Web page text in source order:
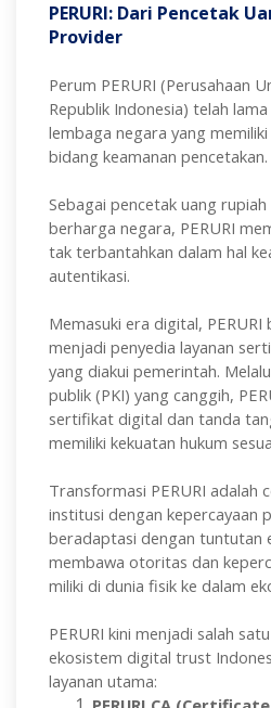
PERURI: Dari Pencetak
Provider
Perum PERURI (Perusahaan
Republik Indonesia) telah
lembaga negara yang
bidang keamanan pencetakan.
Sebagai pencetak uang
berharga negara, PERURI
tak terbantahkan dalam hal
autentikasi.
Memasuki era digital,
menjadi penyedia layanan
yang diakui pemerintah.
publik (PKI) yang canggih,
sertifikat digital dan tanda
memiliki kekuatan hukum
Transformasi PERURI adalah
institusi dengan kepercayaan
beradaptasi dengan tuntutan
membawa otoritas dan
miliki di dunia fisik ke dalam
PERURI kini menjadi salah
ekosistem digital trust
layanan utama: